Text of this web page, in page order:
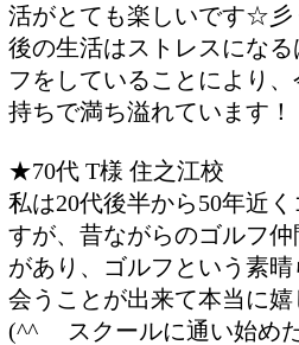
活がとても楽しいです☆彡
後の生活はストレスにな
フをしていることにより
持ちで満ち溢れています！
★70代 T様 住之江校
私は20代後半から50年近
すが、昔ながらのゴルフ
があり、ゴルフという素
会うことが出来て本当に
(^^ゞ スクールに通い始め